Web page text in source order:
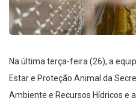
Na última terça-feira (26), a
Estar e Proteção Animal da
Ambiente e Recursos Hídricos e